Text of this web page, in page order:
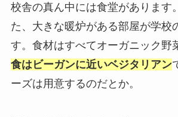
校舎の真ん中には食堂があります
た、大きな暖炉がある部屋が学校
す。食材はすべてオーガニック野
食はビーガンに近いベジタリアン
ーズは用意するのだとか。